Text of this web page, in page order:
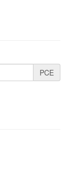
PCE